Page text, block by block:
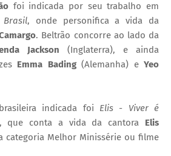
foi indicada por seu trabalho em
, onde personifica a vida da
. Beltrão concorre ao lado da
Jackson (Inglaterra), e ainda
Emma Bading(Alemanha) e Yeo
indicada foi Elis - Viver é
que conta a vida da cantora Elis
categoria Melhor Minissérie ou filme